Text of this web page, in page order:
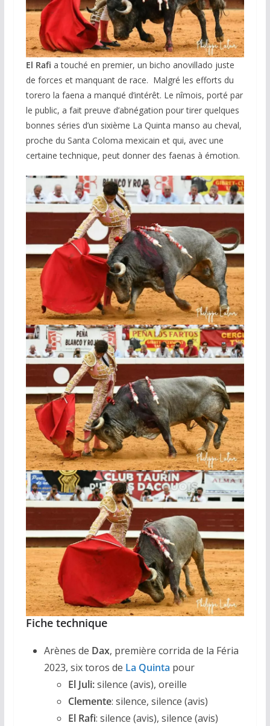
El Rafi a touché en premier, un bicho anovillado juste
de forces et manquant de race. Malgré les efforts du
torero la faena a manqué d’intérêt. Le nîmois, porté par
le public, a fait preuve d’abnégation pour tirer quelques
bonnes séries d’un sixième La Quinta manso au cheval,
proche du Santa Coloma mexicain et qui, avec une
certaine technique, peut donner des faenas à émotion.
Fiche technique
Arènes de Dax, première corrida de la Féria
2023, six toros de La Quinta pour
El Juli:silence (avis), oreille
Clemente: silence, silence (avis)
El Rafi: silence (avis), silence (avis)